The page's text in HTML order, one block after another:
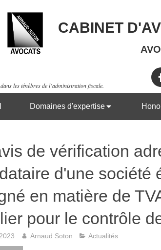
CABINET
les ténèbres de l’administration fiscale.
Domaines d'expertise
de vérification
d'une société
en matière de
pour le contrôle
Arnaud Soton Actualités